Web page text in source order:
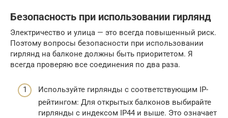
Безопасность при использовании гирлянд
Электричество и улица — это всегда повышенный риск.
Поэтому вопросы безопасности при использовании
гирлянд на балконе должны быть приоритетом. Я
всегда проверяю все соединения по два раза.
Используйте гирлянды с соответствующим IP-
рейтингом: Для открытых балконов выбирайте
гирлянды с индексом IP44 и выше. Это означает